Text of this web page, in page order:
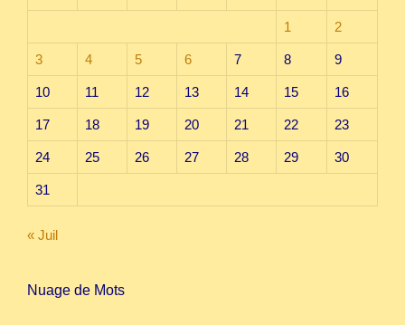
1 2
3 4 5 6 7 8 9
10 11 12 13 14 15 16
17 18 19 20 21 22 23
24 25 26 27 28 29 30
31
« Juil
Nuage de Mots